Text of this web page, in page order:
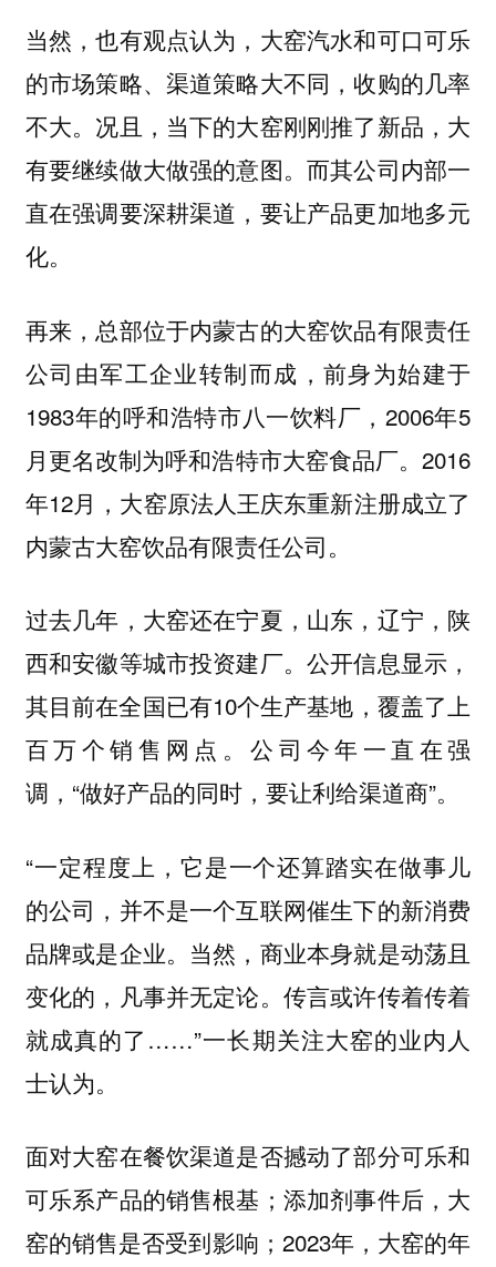
当然，也有观点认为，大窑汽水和可口可乐
的市场策略、渠道策略大不同，收购的几率
不大。况且，当下的大窑刚刚推了新品，大
有要继续做大做强的意图。而其公司内部一
直在强调要深耕渠道，要让产品更加地多元
化。
再来，总部位于内蒙古的大窑饮品有限责任
公司由军工企业转制而成，前身为始建于
1983年的呼和浩特市八一饮料厂，2006年5
月更名改制为呼和浩特市大窑食品厂。2016
年12月，大窑原法人王庆东重新注册成立了
内蒙古大窑饮品有限责任公司。
过去几年，大窑还在宁夏，山东，辽宁，陕
西和安徽等城市投资建厂。公开信息显示，
其目前在全国已有10个生产基地，覆盖了上
百万个销售网点。公司今年一直在强
调，“做好产品的同时，要让利给渠道商”。
“一定程度上，它是一个还算踏实在做事儿
的公司，并不是一个互联网催生下的新消费
品牌或是企业。当然，商业本身就是动荡且
变化的，凡事并无定论。传言或许传着传着
就成真的了……”一长期关注大窑的业内人
士认为。
面对大窑在餐饮渠道是否撼动了部分可乐和
可乐系产品的销售根基；添加剂事件后，大
窑的销售是否受到影响；2023年，大窑的年